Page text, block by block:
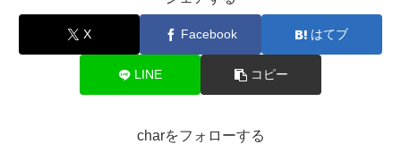
X Facebook はてブ
LINE コピー
charをフォローする